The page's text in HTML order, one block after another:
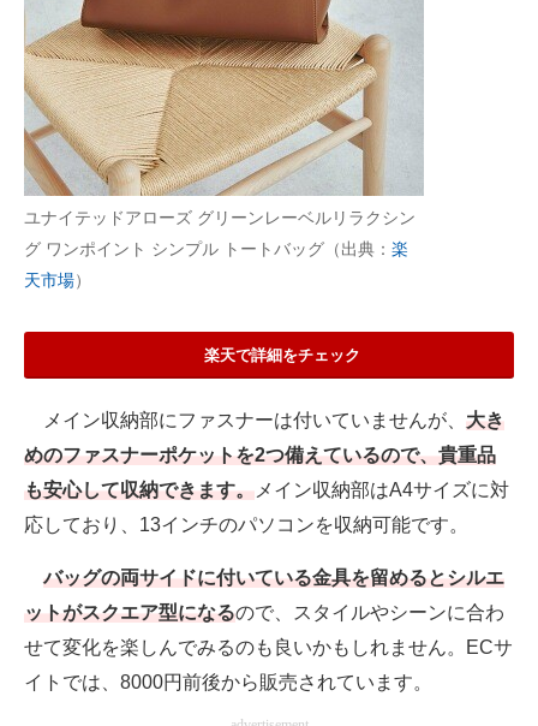
ユナイテッドアローズ グリーンレーベルリラクシン
グ ワンポイント シンプル トートバッグ（出典： 楽
天市場）
楽天で詳細をチェック
メイン収納部にファスナーは付いていませんが、 大き
めのファスナーポケットを2つ備えているので、貴重品
も安心して収納できます。 メイン収納部はA4サイズに対
応しており、13インチのパソコンを収納可能です。
バッグの両サイドに付いている金具を留めるとシルエ
ットがスクエア型になるので、スタイルやシーンに合わ
せて変化を楽しんでみるのも良いかもしれません。ECサ
イトでは、8000円前後から販売されています。